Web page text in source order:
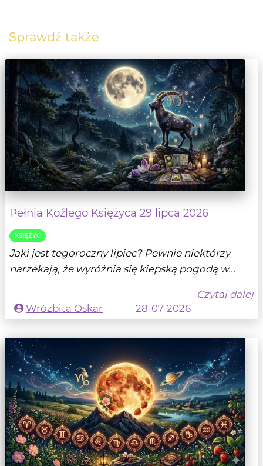
Sprawdź także
Pełnia Koźlego Księżyca 29 lipca 2026
KSIĘŻYC
Jaki jest tegoroczny lipiec? Pewnie niektórzy
narzekają, że wyróżnia się kiepską pogodą w...
- Czytaj dalej
Wróżbita Oskar
28-07-2026